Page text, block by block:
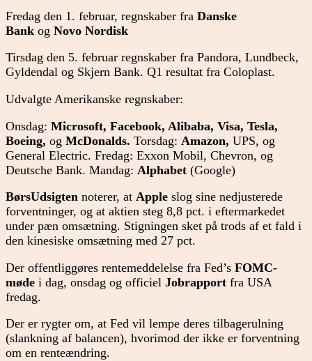
Fredag den 1. februar, regnskaber fra Danske
Bank og Novo Nordisk
Tirsdag den 5. februar regnskaber fra Pandora, Lundbeck,
Gyldendal og Skjern Bank. Q1 resultat fra Coloplast.
Udvalgte Amerikanske regnskaber:
Onsdag: Microsoft, Facebook, Alibaba, Visa, Tesla,
Boeing, og McDonalds. Torsdag: Amazon, UPS, og
General Electric. Fredag: Exxon Mobil, Chevron, og
Deutsche Bank. Mandag: Alphabet (Google)
BørsUdsigten noterer, at Apple slog sine nedjusterede
forventninger, og at aktien steg 8,8 pct. i eftermarkedet
under pæn omsætning. Stigningen sket på trods af et fald i
den kinesiske omsætning med 27 pct.
Der offentliggøres rentemeddelelse fra Fed’s FOMC-
møde i dag, onsdag og officiel Jobrapport fra USA
fredag.
Der er rygter om, at Fed vil lempe deres tilbagerulning
(slankning af balancen), hvorimod der ikke er forventning
om en renteændring.